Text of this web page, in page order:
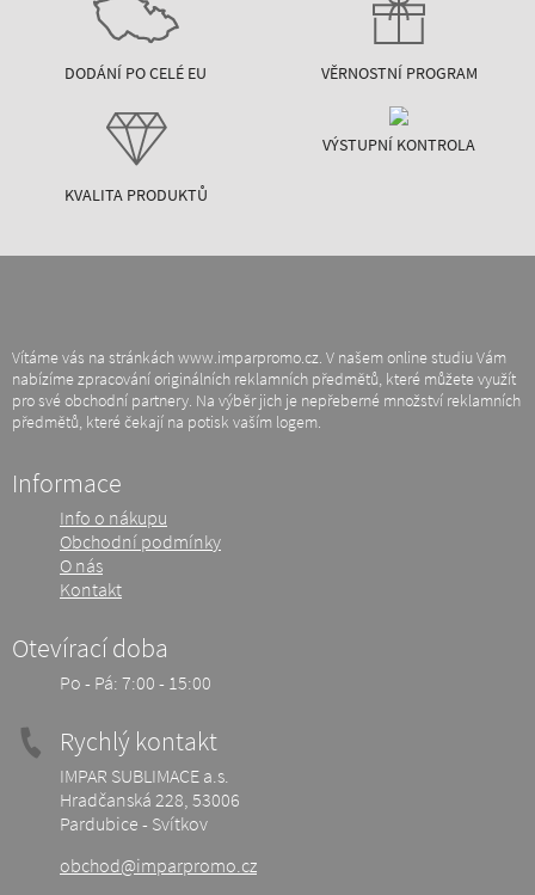
DODÁNÍ PO CELÉ EU VĚRNOSTNÍ PROGRAM
KVALITA PRODUKTŮ
VÝSTUPNÍ KONTROLA
Vítáme vás na stránkách www.imparpromo.cz. V našem online studiu Vám
nabízíme zpracování originálních reklamních předmětů, které můžete využít
pro své obchodní partnery. Na výběr jich je nepřeberné množství reklamních
předmětů, které čekají na potisk vaším logem.
Informace
Info o nákupu
Obchodní podmínky
O nás
Kontakt
Otevírací doba
Po - Pá: 7:00 - 15:00
Rychlý kontakt
IMPAR SUBLIMACE a.s.
Hradčanská 228, 53006
Pardubice - Svítkov
obchod@imparpromo.cz